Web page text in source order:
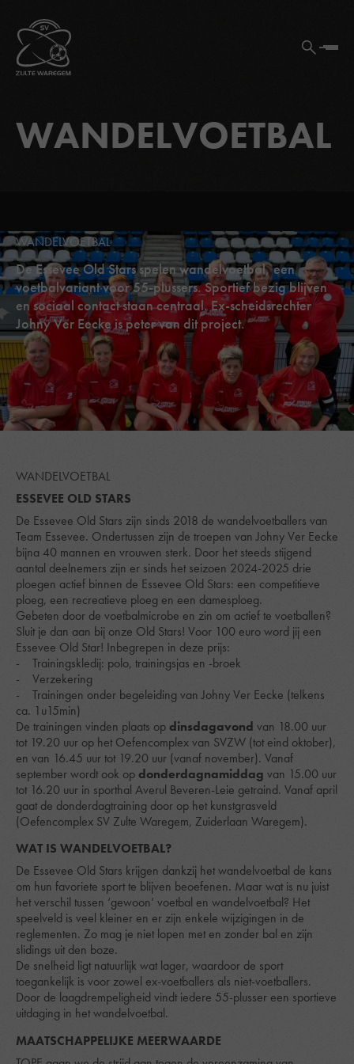
WANDELVOETBAL
WANDELVOETBAL
De Essevee Old Stars spelen wandelvoetbal, een
voetbalvariant voor 55-plussers. Sportief bezig blijven
en sociaal contact staan centraal. Ex-scheidsrechter
Johny Ver Eecke is peter van dit project.
WANDELVOETBAL
ESSEVEE OLD STARS
De Essevee Old Stars zijn sinds 2018 de wandelvoetballers van
Team Essevee. Ondertussen zijn de troepen van Johny Ver Eecke
bijna 40 mannen en vrouwen sterk. Door het steeds stijgend
aantal deelnemers zijn er sinds het seizoen 2024-2025 drie
ploegen actief binnen de Essevee Old Stars: een competitieve
ploeg, een recreatieve ploeg en een damesploeg.
Gebeten door de voetbalmicrobe en zin om actief te voetballen?
Sluit je dan aan bij onze Old Stars! Voor 100 euro word jij een
Essevee Old Star! Inbegrepen in deze prijs:
- Trainingskledij: polo, trainingsjas en -broek
- Verzekering
- Trainingen onder begeleiding van Johny Ver Eecke (telkens
ca. 1u15min)
De trainingen vinden plaats opdinsdagavond van 18.00 uur
tot 19.20 uur op het Oefencomplex van SVZW (tot eind oktober),
en van 16.45 uur tot 19.20 uur (vanaf november). Vanaf
september wordt ook opdonderdagnamiddag van 15.00 uur
tot 16.20 uur in sporthal Averul Beveren-Leie getraind. Vanaf april
gaat de donderdagtraining door op het kunstgrasveld
(Oefencomplex SV Zulte Waregem, Zuiderlaan Waregem).
WAT IS WANDELVOETBAL?
De Essevee Old Stars krijgen dankzij het wandelvoetbal de kans
om hun favoriete sport te blijven beoefenen. Maar wat is nu juist
het verschil tussen ‘gewoon’ voetbal en wandelvoetbal? Het
speelveld is veel kleiner en er zijn enkele wijzigingen in de
reglementen. Zo mag je niet lopen met en zonder bal en zijn
slidings uit den boze.
De snelheid ligt natuurlijk wat lager, waardoor de sport
toegankelijk is voor zowel ex-voetballers als niet-voetballers.
Door de laagdrempeligheid vindt iedere 55-plusser een sportieve
uitdaging in het wandelvoetbal.
MAATSCHAPPELIJKE MEERWAARDE